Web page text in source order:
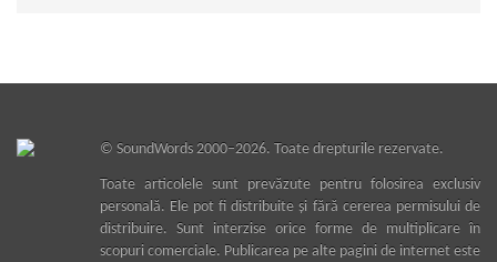
© SoundWords2000–2026. Toate drepturile rezervate.
Toate articolele sunt prevăzute pentru folosirea exclusiv
personală. Ele pot fi distribuite şi fără cererea permisului de
distribuire. Sunt interzise orice forme de multiplicare în
scopuri comerciale. Publicarea pe alte pagini de internet este